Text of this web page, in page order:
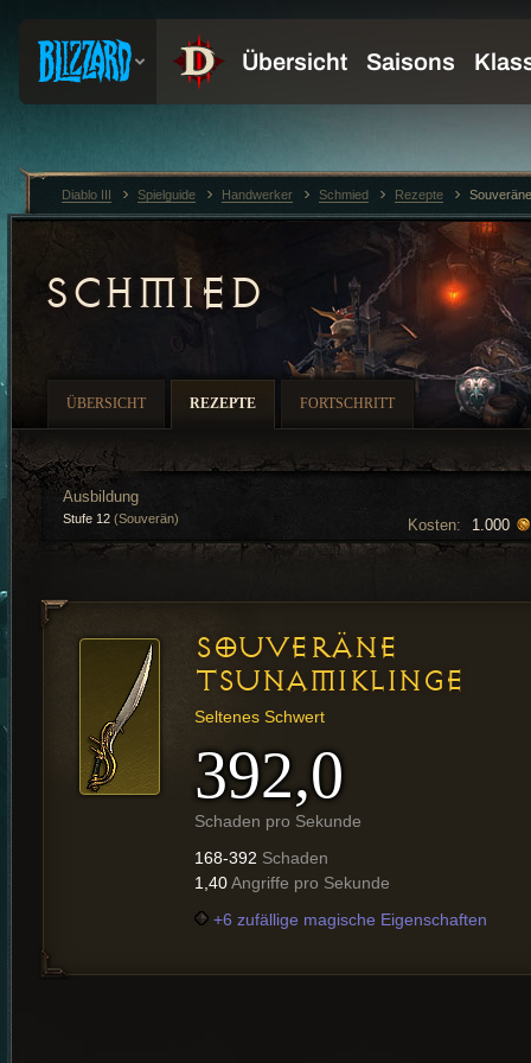
SCHMIED
ÜBERSICHT REZEPTE FORTSCHRITT
Kosten: 1.000
Ausbildung
Stufe 12 (Souverän)
SOUVERÄNE
TSUNAMIKLINGE
Seltenes Schwert
392,0
Schaden pro Sekunde
168-392 Schaden
1,40Angriffe pro Sekunde
+6 zufällige magische Eigenschaften
Diablo III Spielguide Handwerker Schmied Rezepte